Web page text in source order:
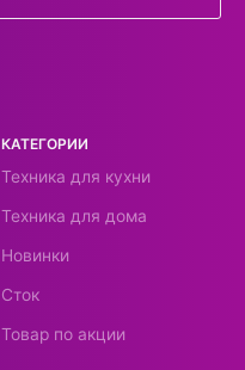
КАТЕГОРИИ
Техника для кухни
Техника для дома
Новинки
Сток
Товар по акции